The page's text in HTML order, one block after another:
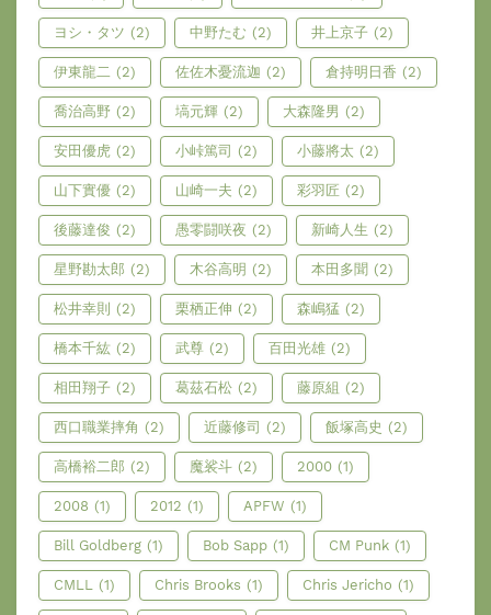
ヨシ・タツ (2) 中野たむ (2) 井上京子 (2)
伊東龍二 (2) 佐佐木憂流迦 (2) 倉持明日香 (2)
喬治高野 (2) 塙元輝 (2) 大森隆男 (2)
安田優虎 (2) 小峠篤司 (2) 小藤將太 (2)
山下實優 (2) 山崎一夫 (2) 彩羽匠 (2)
後藤達俊 (2) 愚零闘咲夜 (2) 新崎人生 (2)
星野勘太郎 (2) 木谷高明 (2) 本田多聞 (2)
松井幸則 (2) 栗栖正伸 (2) 森嶋猛 (2)
橋本千紘 (2) 武尊 (2) 百田光雄 (2)
相田翔子 (2) 葛茲石松 (2) 藤原組 (2)
西口職業摔角 (2) 近藤修司 (2) 飯塚高史 (2)
高橋裕二郎 (2) 魔裟斗 (2) 2000 (1)
2008 (1) 2012 (1) APFW (1)
Bill Goldberg (1) Bob Sapp (1) CM Punk (1)
CMLL (1) Chris Brooks (1) Chris Jericho (1)